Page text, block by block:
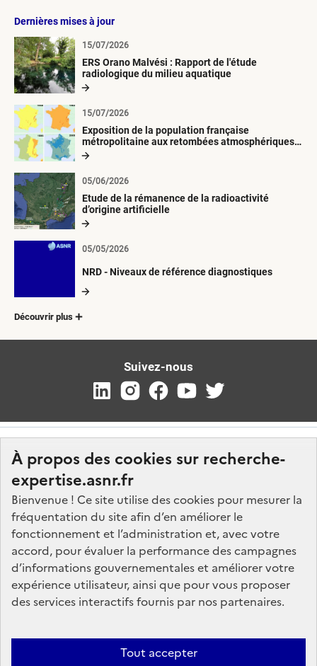
À propos des cookies sur recherche-
expertise.asnr.fr
Bienvenue ! Ce site utilise des cookies pour mesurer la
fréquentation du site afin d’en améliorer le
fonctionnement et l’administration et, avec votre
accord, pour évaluer la performance des campagnes
d’informations gouvernementales et améliorer votre
expérience utilisateur, ainsi que pour vous proposer
des services interactifs fournis par nos partenaires.
Tout accepter
Dernières mises à jour
ERS Orano Malvési : Rapport de l'étude
radiologique du milieu aquatique
15/07/2026
Exposition de la population française
métropolitaine aux retombées atmosphériques
radioactives depuis 1945
15/07/2026
Etude de la rémanence de la radioactivité
d’origine artificielle
05/06/2026
NRD - Niveaux de référence diagnostiques
05/05/2026
Découvrir plus
Suivez-nous
Nos marchés
Nos offres d'emploi
FAQ
Glossaire